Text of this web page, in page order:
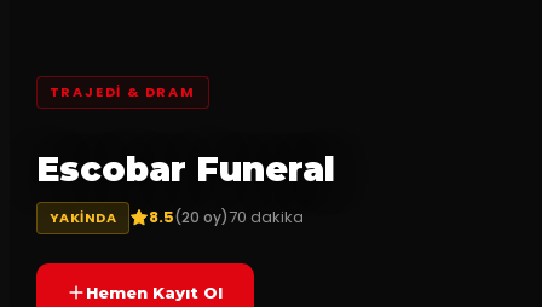
TRAJEDI & DRAM
Escobar Funeral
YAKINDA 8.5(20 oy)70 dakika
Hemen Kayıt Ol